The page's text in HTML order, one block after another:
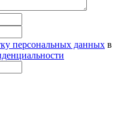
персональных данных в